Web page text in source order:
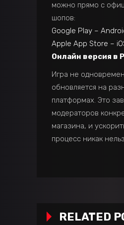
можно прямо с
шопов:
Google Play –
Apple App Store –
Онлайн версия в
Игра не
обновляется на
платформах. Это
модераторов
магазина, и
процесс никак
RELATED